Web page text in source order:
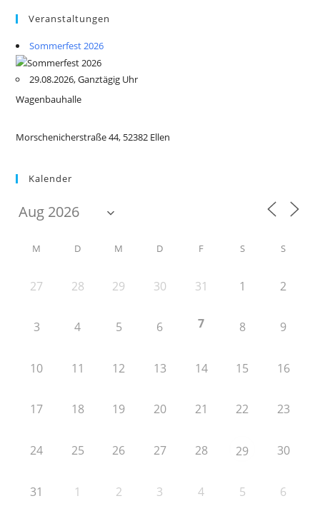
Veranstaltungen
Sommerfest 2026
29.08.2026, Ganztägig Uhr
Wagenbauhalle
Morschenicherstraße 44, 52382 Ellen
Kalender
M D M D F S S
27 28 29 30 31 1 2
3 4 5 6 7 8 9
10 11 12 13 14 15 16
17 18 19 20 21 22 23
24 25 26 27 28 29 30
31 1 2 3 4 5 6